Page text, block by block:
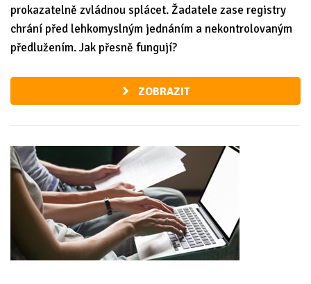
prokazatelně zvládnou splácet. Žadatele zase registry
chrání před lehkomyslným jednáním a nekontrolovaným
předlužením. Jak přesně fungují?
ZOBRAZIT